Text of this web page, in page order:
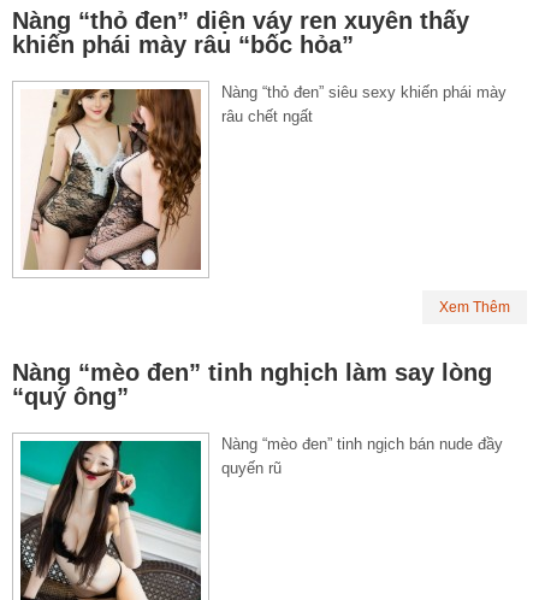
Nàng “thỏ đen” diện váy ren xuyên thấy
khiến phái mày râu “bốc hỏa”
Nàng “thỏ đen” siêu sexy khiến phái mày
râu chết ngất
Xem Thêm
Nàng “mèo đen” tinh nghịch làm say lòng
“quý ông”
Nàng “mèo đen” tinh ngịch bán nude đầy
quyến rũ